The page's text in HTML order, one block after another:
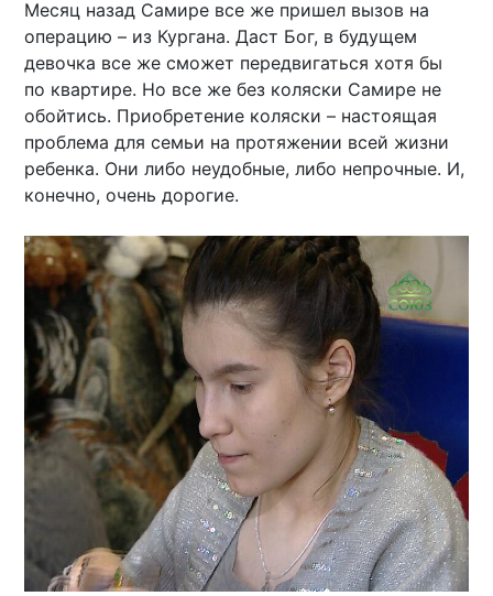
Месяц назад Самире все же пришел вызов на
операцию – из Кургана. Даст Бог, в будущем
девочка все же сможет передвигаться хотя бы
по квартире. Но все же без коляски Самире не
обойтись. Приобретение коляски – настоящая
проблема для семьи на протяжении всей жизни
ребенка. Они либо неудобные, либо непрочные. И,
конечно, очень дорогие.